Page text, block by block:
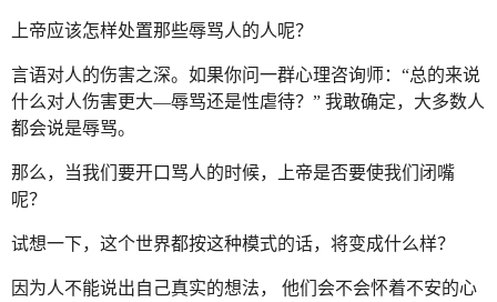
上帝应该怎样处置那些辱骂人的人呢？
言语对人的伤害之深。如果你问一群心理咨询师：“总的来说
什么对人伤害更大—辱骂还是性虐待？” 我敢确定，大多数人
都会说是辱骂。
那么，当我们要开口骂人的时候，上帝是否要使我们闭嘴
呢？
试想一下，这个世界都按这种模式的话，将变成什么样？
因为人不能说出自己真实的想法， 他们会不会怀着不安的心